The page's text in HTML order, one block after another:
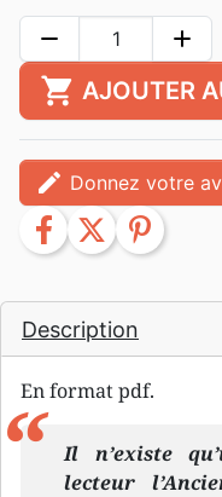
Description
En format pdf.
Il n’existe
lecteur
remove add
shopping_cart AJOUTER
edit Donnez votre
facebook twitter pinterest